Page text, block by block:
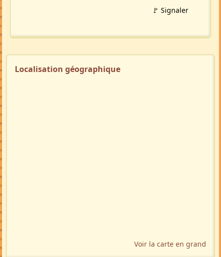
🚩 Signaler
Localisation géographique
Voir la carte en grand